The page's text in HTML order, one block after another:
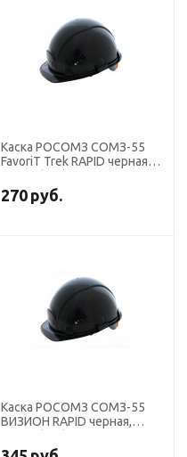
Каска РОСОМЗ СОМЗ-55
FavoriТ Trek RAPID черная,
270 руб.
Каска РОСОМЗ СОМЗ-55
ВИЗИОН RAPID черная,